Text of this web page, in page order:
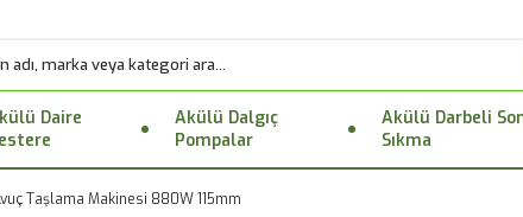
Daire
Akülü Dalgıç
Pompalar
Akülü Darbeli
Sıkma
Taşlama Makinesi 880W 115mm